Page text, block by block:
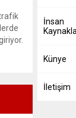
1
İnsan
Künye
İletişim